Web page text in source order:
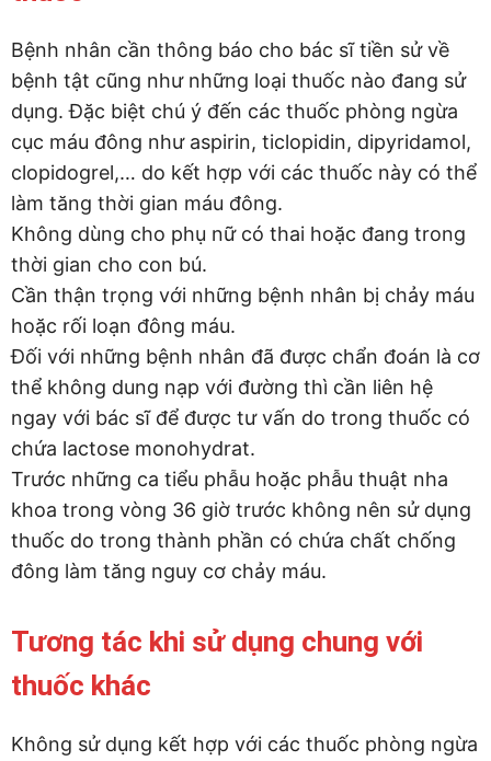
Bệnh nhân cần thông báo cho bác sĩ tiền sử về
bệnh tật cũng như những loại thuốc nào đang sử
dụng. Đặc biệt chú ý đến các thuốc phòng ngừa
cục máu đông như aspirin, ticlopidin, dipyridamol,
clopidogrel,… do kết hợp với các thuốc này có thể
làm tăng thời gian máu đông.
Không dùng cho phụ nữ có thai hoặc đang trong
thời gian cho con bú.
Cần thận trọng với những bệnh nhân bị chảy máu
hoặc rối loạn đông máu.
Đối với những bệnh nhân đã được chẩn đoán là cơ
thể không dung nạp với đường thì cần liên hệ
ngay với bác sĩ để được tư vấn do trong thuốc có
chứa lactose monohydrat.
Trước những ca tiểu phẫu hoặc phẫu thuật nha
khoa trong vòng 36 giờ trước không nên sử dụng
thuốc do trong thành phần có chứa chất chống
đông làm tăng nguy cơ chảy máu.
Tương tác khi sử dụng chung với
thuốc khác
Không sử dụng kết hợp với các thuốc phòng ngừa